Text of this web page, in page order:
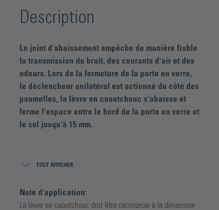
Description
Le joint d'abaissement empêche de manière fiable
la transmission du bruit, des courants d'air et des
odeurs. Lors de la fermeture de la porte en verre,
le déclencheur unilatéral est actionné du côté des
paumelles, la lèvre en caoutchouc s'abaisse et
ferme l'espace entre le bord de la porte en verre et
le sol jusqu'à 15 mm.
verre à partir d'une épaisseur de verre de 6 mm et réduit le
fait facilement par raccourcissement. Il est possible de
raccourcir jusqu'à 125 mm et donc de passer sans
TOUT AFFICHER
Note d'application:
La lèvre en caoutchouc doit être raccourcie à la dimension